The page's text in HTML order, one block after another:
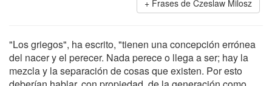
Frases de Czeslaw Milosz
"Los griegos", ha escrito, "tienen una concepción errónea
del nacer y el perecer. Nada perece o llega a ser; hay la
mezcla y la separación de cosas que existen. Por esto